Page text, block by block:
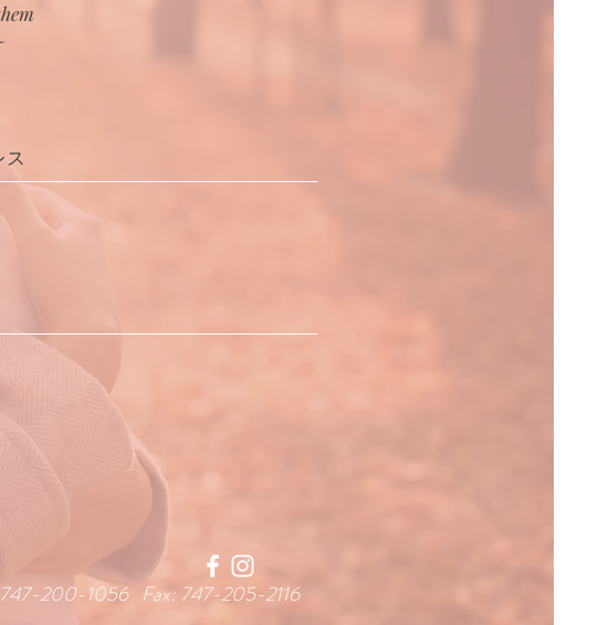
747-200-1056 Fax: 747-205-2116